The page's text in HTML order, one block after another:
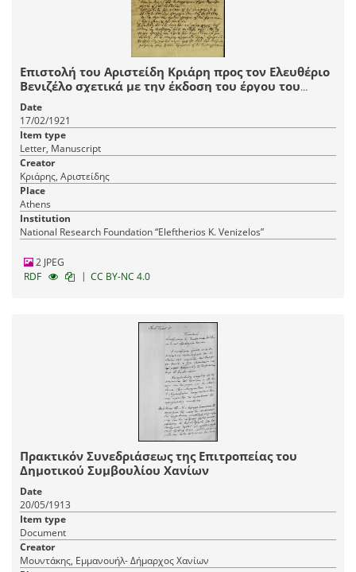
Επιστολή του Αριστείδη Κριάρη προς τον Ελευθέριο
Βενιζέλο σχετικά με την έκδοση του έργου του
"Κρητικά Δημώδη Άσματα" και την οικονομική
συνδρομή του Βενιζέλου.
Date
17/02/1921
Item type
Letter, Manuscript
Creator
Κριάρης, Αριστείδης
Place
Athens
Institution
National Research Foundation “Eleftherios K. Venizelos”
2 JPEG
RDF
| CC BY-NC 4.0
Πρακτικόν Συνεδριάσεως της Επιτροπείας του
Δημοτικού Συμβουλίου Χανίων
Date
20/05/1913
Item type
Document
Creator
Μουντάκης, Εμμανουήλ- Δήμαρχος Χανίων